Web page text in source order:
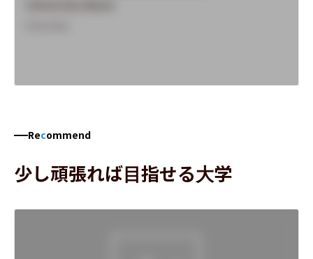
Recommend
少し頑張れば目指せる大学